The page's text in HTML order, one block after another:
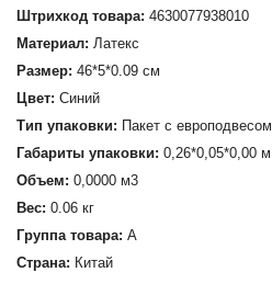
Штрихкод товара: 4630077938010
Материал: Латекс
Размер: 46*5*0.09 см
Цвет: Синий
Тип упаковки: Пакет с европодвесом
Габариты упаковки: 0,26*0,05*0,00 м
Объем: 0,0000 м3
Вес: 0.06 кг
Группа товара: А
Страна: Китай